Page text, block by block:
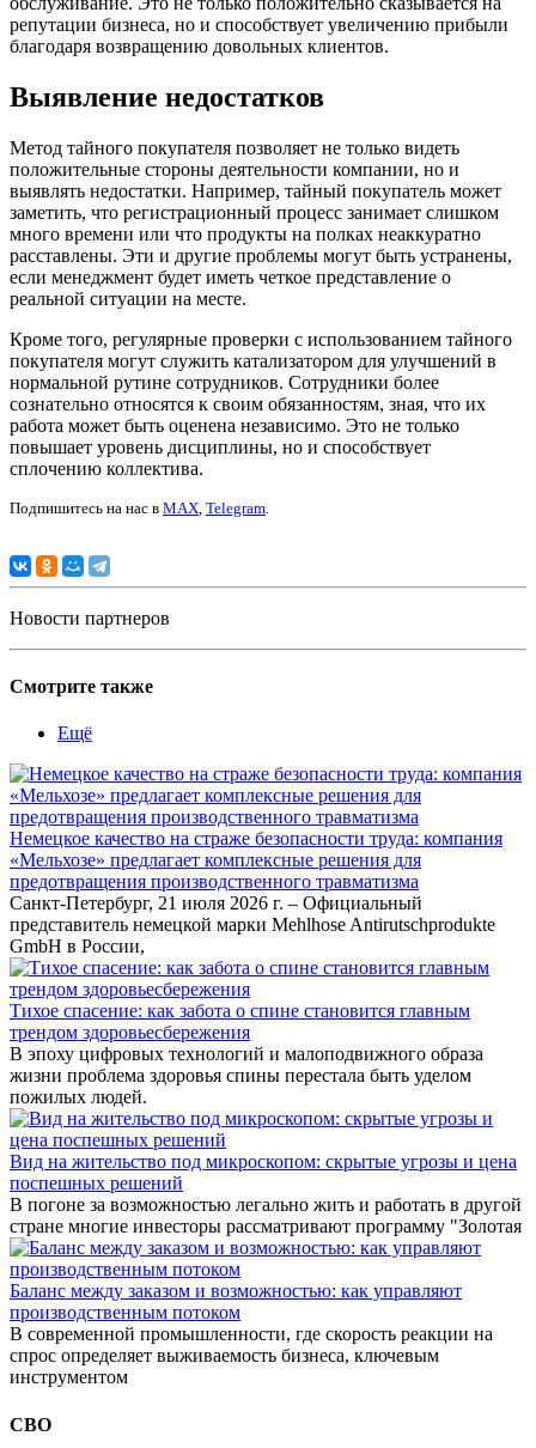
репутации бизнеса, но и способствует увеличению прибыли
благодаря возвращению довольных клиентов.
Выявление недостатков
Метод тайного покупателя позволяет не только видеть
положительные стороны деятельности компании, но и
выявлять недостатки. Например, тайный покупатель может
заметить, что регистрационный процесс занимает слишком
много времени или что продукты на полках неаккуратно
расставлены. Эти и другие проблемы могут быть устранены,
если менеджмент будет иметь четкое представление о
реальной ситуации на месте.
Кроме того, регулярные проверки с использованием тайного
покупателя могут служить катализатором для улучшений в
нормальной рутине сотрудников. Сотрудники более
сознательно относятся к своим обязанностям, зная, что их
работа может быть оценена независимо. Это не только
повышает уровень дисциплины, но и способствует
сплочению коллектива.
Подпишитесь на нас в MAX Telegram
Новости партнеров
Смотрите также
Ещё
Немецкое качество на страже безопасности труда: компания
«Мельхозе» предлагает комплексные решения для
предотвращения производственного травматизма
Санкт-Петербург, 21 июля 2026 г. – Официальный
представитель немецкой марки Mehlhose Antirutschprodukte
GmbH в России,
Тихое спасение: как забота о спине становится главным
трендом здоровьесбережения
В эпоху цифровых технологий и малоподвижного образа
жизни проблема здоровья спины перестала быть уделом
пожилых людей.
Вид на жительство под микроскопом: скрытые угрозы и цена
поспешных решений
В погоне за возможностью легально жить и работать в другой
стране многие инвесторы рассматривают программу "Золотая
Баланс между заказом и возможностью: как управляют
производственным потоком
В современной промышленности, где скорость реакции на
спрос определяет выживаемость бизнеса, ключевым
инструментом
СВО